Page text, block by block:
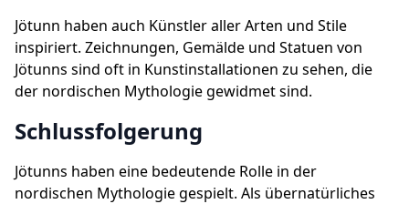
Jötunn haben auch Künstler aller Arten und Stile
inspiriert. Zeichnungen, Gemälde und Statuen von
Jötunns sind oft in Kunstinstallationen zu sehen, die
der nordischen Mythologie gewidmet sind.
Schlussfolgerung
Jötunns haben eine bedeutende Rolle in der
nordischen Mythologie gespielt. Als übernatürliches